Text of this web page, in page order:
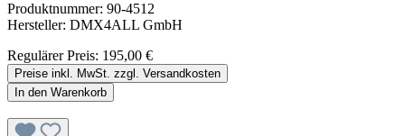
Produktnummer: 90-4512
Hersteller: DMX4ALL GmbH
Regulärer Preis: 195,00 €
Preise inkl. MwSt. zzgl. Versandkosten
In den Warenkorb